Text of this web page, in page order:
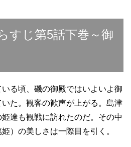
すじ第5話下巻～御
る頃、磯の御殿ではいよいよ御
た。観客の歓声が上がる。島津
達も観戦に訪れたのだ。その中
）の美しさは一際目を引く。